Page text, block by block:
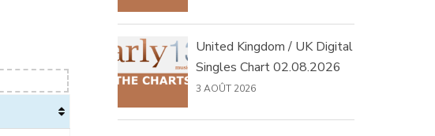
United Kingdom / UK Digital
Singles Chart 02.08.2026
3 AOÛT 2026